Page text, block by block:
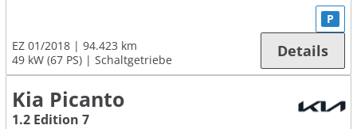
EZ 01/2018
94.423 km
49 kW (67 PS)
Schaltgetriebe
P
Details
Kia Picanto
1.2 Edition 7